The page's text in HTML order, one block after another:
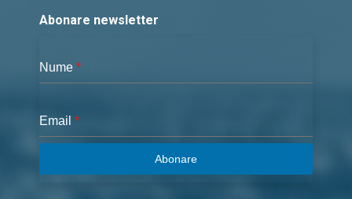
Abonare newsletter
Nume *
Email *
Abonare